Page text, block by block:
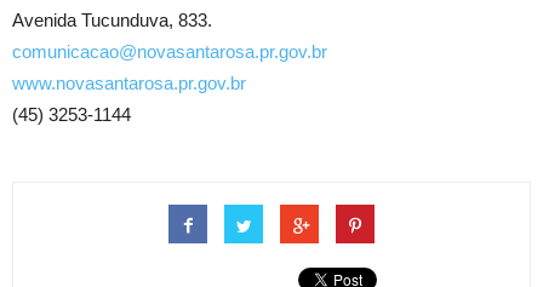
Avenida Tucunduva, 833.
comunicacao@novasantarosa.pr.gov.br
www.novasantarosa.pr.gov.br
(45) 3253-1144